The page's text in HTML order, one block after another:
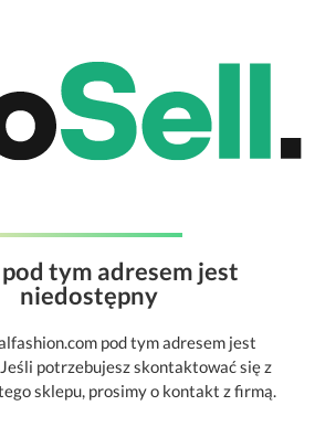
tym adresem jest
niedostępny
pod tym adresem jest
potrzebujesz skontaktować się z
sklepu, prosimy o kontakt z firmą.